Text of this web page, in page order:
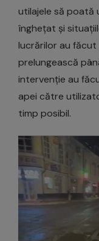
utilajele să poată
înghețat și
lucrărilor au
prelungească
intervenție au
apei către
timp posibil.